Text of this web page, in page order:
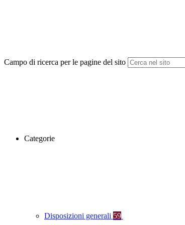
Campo di ricerca per le pagine del sito
Categorie
Disposizioni generali 59